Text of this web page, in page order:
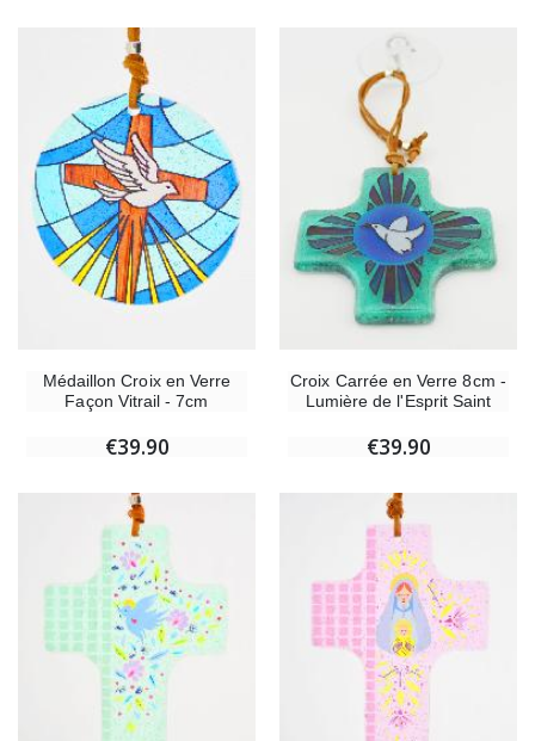
Médaillon Croix en Verre
Façon Vitrail - 7cm
€39.90
Croix Carrée en Verre 8cm -
Lumière de l'Esprit Saint
€39.90